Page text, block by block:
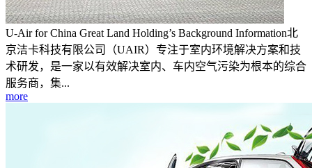
U-Air for China Great Land Holding’s Background Information北
京洁卡科技有限公司（UAIR）专注于室内环境解决方案和技
术研发，是一家以有效解决室内、车内空气污染为根本的综合
服务商，集...
more